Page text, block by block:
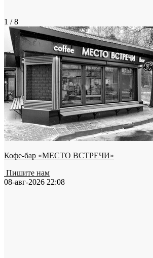
1 / 8
Кофе-бар «МЕСТО ВСТРЕЧИ»
Пишите нам
08-авг-2026 22:08